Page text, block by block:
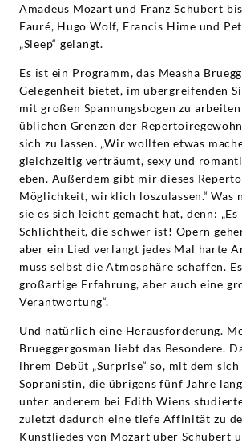
Amadeus Mozart und Franz Schubert
Fauré, Hugo Wolf, Francis Hime und
„Sleep“ gelangt.
Es ist ein Programm, das Measha
Gelegenheit bietet, im übergreifenden
mit großen Spannungsbogen zu
üblichen Grenzen der
sich zu lassen. „Wir wollten etwas
gleichzeitig verträumt, sexy und
eben. Außerdem gibt mir dieses
Möglichkeit, wirklich loszulassen.“ Was
sie es sich leicht gemacht hat, denn: „Es
Schlichtheit, die schwer ist! Opern
aber ein Lied verlangt jedes Mal harte
muss selbst die Atmosphäre schaffen.
großartige Erfahrung, aber auch eine
Verantwortung“.
Und natürlich eine Herausforderung.
Brueggergosman liebt das Besondere.
ihrem Debüt „Surprise“ so, mit dem
Sopranistin, die übrigens fünf Jahre
unter anderem bei Edith Wiens
zuletzt dadurch eine tiefe Affinität zu
Kunstliedes von Mozart über Schubert